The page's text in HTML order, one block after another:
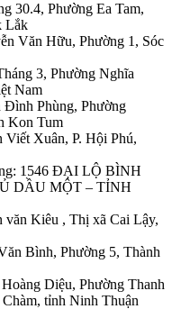
30.4, Phường Ea Tam,
Lắk
Văn Hữu, Phường 1, Sóc
3, Phường Nghĩa
Nam
Phùng, Phường
Kon Tum
Xuân, P. Hội Phú,
1546 ĐẠI LỘ BÌNH
DẦU MỘT – TỈNH
văn Kiêu , Thị xã Cai Lậy,
Bình, Phường 5, Thành
Diệu, Phường Thanh
tỉnh Ninh Thuận